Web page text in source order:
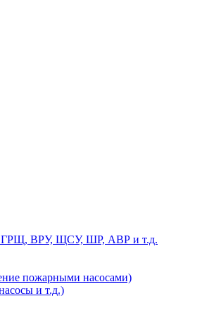
ГРЩ, ВРУ, ЩСУ, ШР, АВР и т.д.
пожарными насосами)
и т.д.)